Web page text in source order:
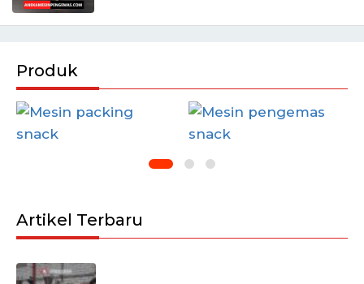
Produk
Artikel Terbaru